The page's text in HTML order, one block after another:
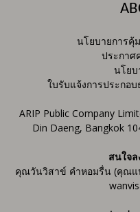
นโยบายการคุ้
ประกาศ
นโยบ
ใบรับแจ้งการประกอ
ARIP Public Company
Din Daeng, Bangkok
สนใจ
คุณวันวิสาข์ คำหอมรื่น (คุณแ